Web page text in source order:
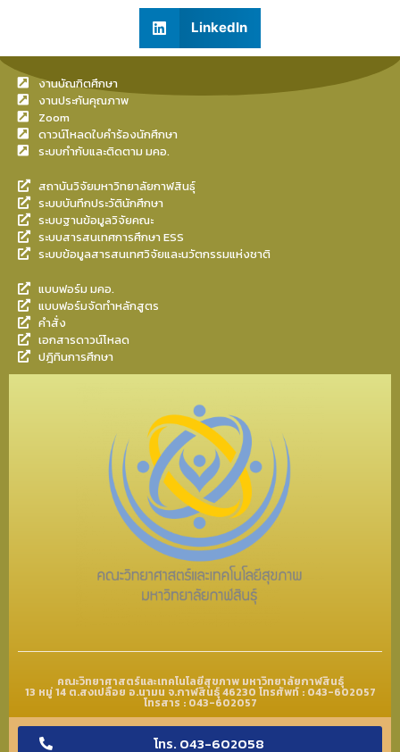
LinkedIn
งานบัณฑิตศึกษา
งานประกันคุณภาพ
Zoom
ดาวน์โหลดใบคำร้องนักศึกษา
ระบบกำกับและติดตาม มคอ.
สถาบันวิจัยมหาวิทยาลัยกาฬสินธุ์
ระบบบันทึกประวัตินักศึกษา
ระบบฐานข้อมูลวิจัยคณะ
ระบบสารสนเทศการศึกษา ESS
ระบบข้อมูลสารสนเทศวิจัยและนวัตกรรมแห่งชาติ
แบบฟอร์ม มคอ.
แบบฟอร์มจัดทำหลักสูตร
คำสั่ง
เอกสารดาวน์โหลด
ปฎิทินการศึกษา
คณะวิทยาศาสตร์และเทคโนโลยีสุขภาพ มหาวิทยาลัยกาฬสินธุ์
13 หมู่ 14 ต.สงเปลือย อ.นามน จ.กาฬสินธุ์ 46230 โทรศัพท์ : 043-602057
โทรสาร : 043-602057
โทร. 043-602058